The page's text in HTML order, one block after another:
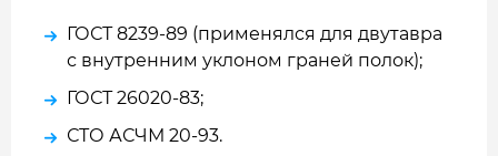
ГОСТ 8239-89 (применялся для двутавра
с внутренним уклоном граней полок);
ГОСТ 26020-83;
СТО АСЧМ 20-93.